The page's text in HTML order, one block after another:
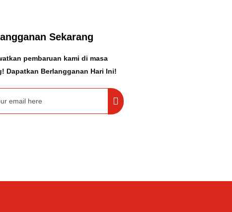
Sekarang
pembaruan kami di masa
Dapatkan Berlangganan Hari Ini!